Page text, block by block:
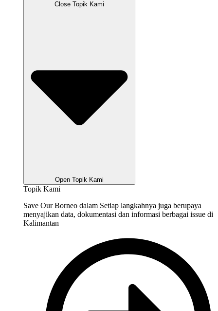
Close Topik Kami
Open Topik Kami
Topik Kami
Save Our Borneo dalam Setiap langkahnya juga berupaya
menyajikan data, dokumentasi dan informasi berbagai issue di
Kalimantan